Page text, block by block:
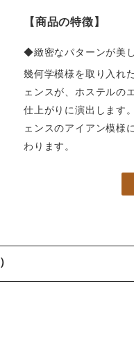
【商品の特徴】
◆緻密なパターンが美
幾何学模様を取り入れ
ェンスが、ホステルの
仕上がりに演出します
ェンスのアイアン模様
わります。